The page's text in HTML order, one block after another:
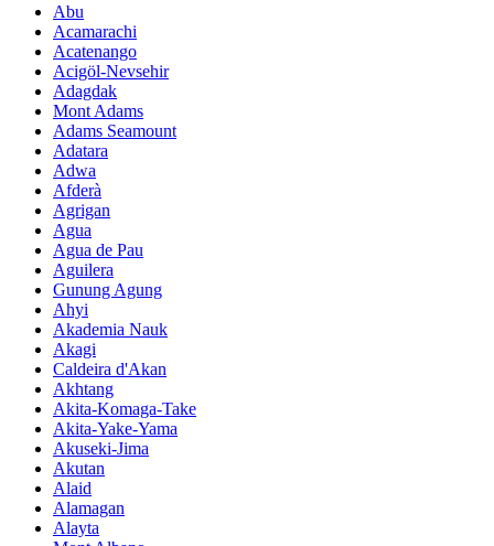
Abu
Acamarachi
Acatenango
Acigöl-Nevsehir
Adagdak
Mont Adams
Adams Seamount
Adatara
Adwa
Afderà
Agrigan
Agua
Agua de Pau
Aguilera
Gunung Agung
Ahyi
Akademia Nauk
Akagi
Caldeira d'Akan
Akhtang
Akita-Komaga-Take
Akita-Yake-Yama
Akuseki-Jima
Akutan
Alaid
Alamagan
Alayta